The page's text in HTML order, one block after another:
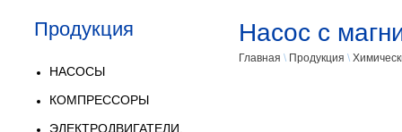
Продукция
НАСОСЫ
КОМПРЕССОРЫ
ЭЛЕКТРОДВИГАТЕЛИ.
Насос с
Главная \ Продукция \